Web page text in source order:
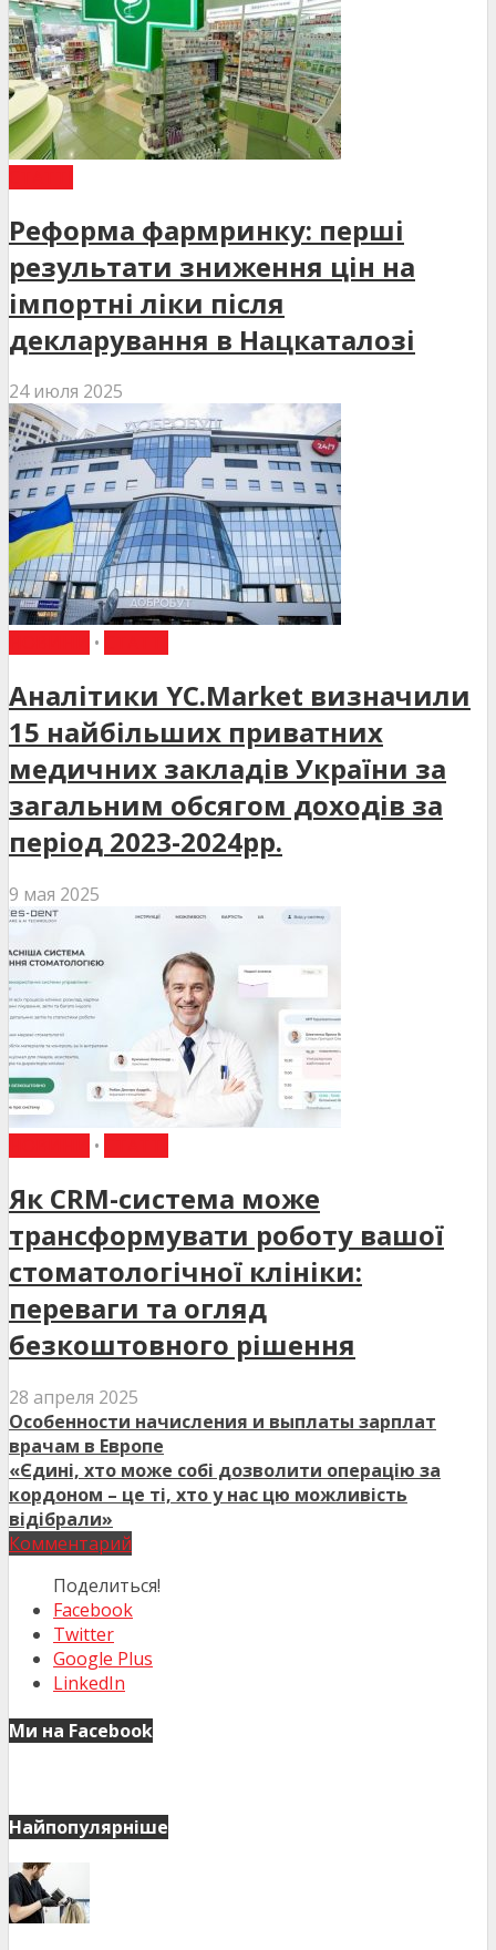
Реформа фармринку: перші
результати зниження цін на
імпортні ліки після
декларування в Нацкаталозі
24 июля 2025
•
Аналітики YC.Market визначили
15 найбільших приватних
медичних закладів України за
загальним обсягом доходів за
період 2023-2024рр.
9 мая 2025
•
Як CRM-система може
трансформувати роботу вашої
стоматологічної клініки:
переваги та огляд
безкоштовного рішення
28 апреля 2025
Особенности начисления и выплаты зарплат
врачам в Европе
«Єдині, хто може собі дозволити операцію за
кордоном – це ті, хто у нас цю можливість
відібрали»
Комментарий
Поделиться!
Facebook
Twitter
Google Plus
LinkedIn
Ми на Facebook
Найпопулярніше